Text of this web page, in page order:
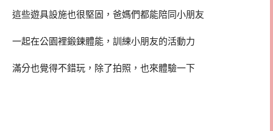
這些遊具設施也很堅固，爸媽們都能陪同小朋友
一起在公園裡鍛鍊體能，訓練小朋友的活動力
滿分也覺得不錯玩，除了拍照，也來體驗一下